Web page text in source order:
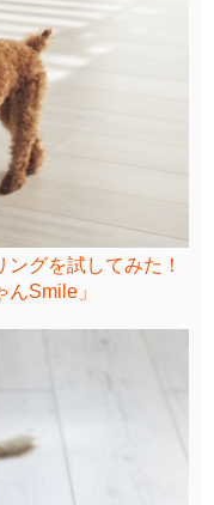
ングを試してみた！
Smile」